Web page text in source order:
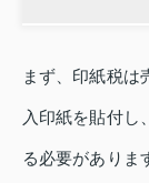
まず、印紙税は
入印紙を貼付し
る必要がありま